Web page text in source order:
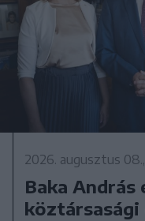
2026. augusztus
Baka